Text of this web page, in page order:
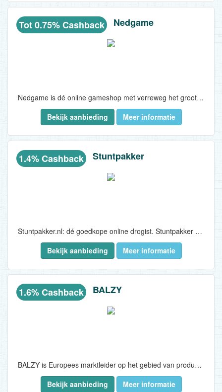
Tot 0.75% Cashback Nedgame
Nedgame is dé online gameshop met verreweg het grootste assortiment van Nederland...
Bekijk aanbieding
Meer informatie
1.4% Cashback Stuntpakker
Stuntpakker.nl: dé goedkope online drogist. Stuntpakker verkoopt drogisterijartikelen, gezondheidsartikelen, haarverf, huishoudelijke artikelen, schoonmaakartikelen en erotische artikelen. Klanten beoordelen hen met een 9.2! De snelle en persoonlijke service wordt hoog gewaardeerd...
Bekijk aanbieding
Meer informatie
1.6% Cashback BALZY
BALZY is Europees marktleider op het gebied van producten voor mannelijke verzorging. De innovatieve en super populaire ManMower body-trimmer is een van de meest bekende producten uit ons assortiment waarvan inmiddels meer dan 120.000 verkocht zijn. Ook onze neushaartrimmer en de talloze lekkere zeepjes en andere verzorgingsproducten zijn niet aan te slepen. Perfect als sinterklaas- of kerstcadeau, voor valentijn of gewoon als cadeau aan jezelf. Een slechte persoonlijke verzorging bij mannen is namelijk de nummer 1 afknapper voor partners. Tijd om daar wat aan te doen dus!..
Bekijk aanbieding
Meer informatie